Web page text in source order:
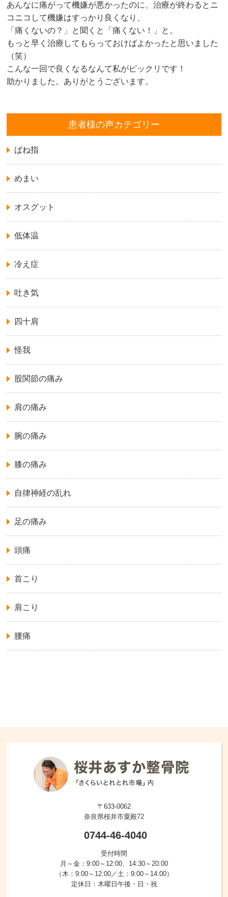
あんなに痛がって機嫌が悪かったのに、治療が終わるとニ
コニコして機嫌はすっかり良くなり、
「痛くないの？」と聞くと「痛くない！」と。
もっと早く治療してもらっておけばよかったと思いました
（笑）
こんな一回で良くなるなんて私がビックリです！
助かりました。ありがとうございます。
患者様の声カテゴリー
ばね指
めまい
オスグット
低体温
冷え症
吐き気
四十肩
怪我
股関節の痛み
肩の痛み
腕の痛み
膝の痛み
自律神経の乱れ
足の痛み
頭痛
首こり
肩こり
腰痛
〒633-0062
奈良県桜井市粟殿72
0744-46-4040
受付時間
月～金：9:00～12:00、14:30～20:00
（木：9:00～12:00／土：9:00～14:00）
定休日：木曜日午後・日・祝